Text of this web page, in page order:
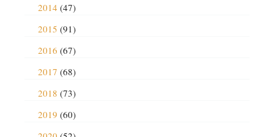
2014 (47)
2015 (91)
2016 (67)
2017 (68)
2018 (73)
2019 (60)